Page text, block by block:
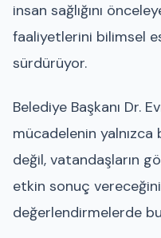
insan sağlığını
faaliyetlerini bilimsel
sürdürüyor.
Belediye Başkanı Dr.
mücadelenin yalnızca
değil, vatandaşların
etkin sonuç
değerlendirmelerde